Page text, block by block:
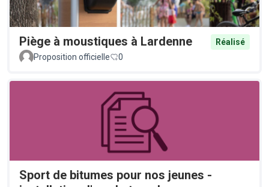
Piège à moustiques à Lardenne
Réalisé
Proposition officielle
0
Sport de bitumes pour nos jeunes -